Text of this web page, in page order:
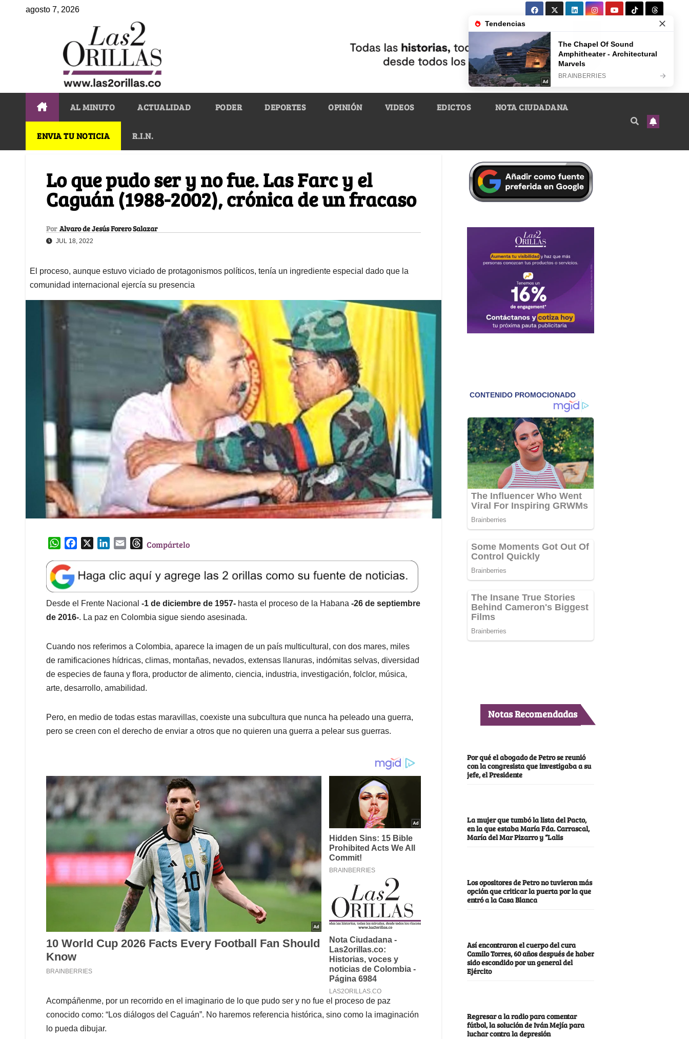
agosto 7, 2026
AL MINUTO ACTUALIDAD PODER DEPORTES OPINIÓN VIDEOS EDICTOS NOTA CIUDADANA
ENVIA TU NOTICIA R.I.N.
Lo que pudo ser y no fue. Las Farc y el
Caguán (1988-2002), crónica de un fracaso
Por Alvaro de Jesús Forero Salazar
JUL 18, 2022
El proceso, aunque estuvo viciado de protagonismos políticos, tenía un ingrediente especial dado que la
comunidad internacional ejercía su presencia
W
a
t
s
A
p
e
b
o
o
k
e
d
I
l
T
e
a
d
s
Compártelo
Desde el Frente Nacional -1 de diciembre de 1957- hasta el proceso de la Habana -26 de septiembre
de 2016-. La paz en Colombia sigue siendo asesinada.
Cuando nos referimos a Colombia, aparece la imagen de un país multicultural, con dos mares, miles
de ramificaciones hídricas, climas, montañas, nevados, extensas llanuras, indómitas selvas, diversidad
de especies de fauna y flora, productor de alimento, ciencia, industria, investigación, folclor, música,
arte, desarrollo, amabilidad.
Pero, en medio de todas estas maravillas, coexiste una subcultura que nunca ha peleado una guerra,
pero se creen con el derecho de enviar a otros que no quieren una guerra a pelear sus guerras.
Acompáñenme, por un recorrido en el imaginario de lo que pudo ser y no fue el proceso de paz
conocido como: “Los diálogos del Caguán”. No haremos referencia histórica, sino como la imaginación
lo pueda dibujar.
Notas Recomendadas
Por qué el abogado de Petro se reunió
con la congresista que investigaba a su
jefe, el Presidente
La mujer que tumbó la lista del Pacto,
en la que estaba María Fda. Carrascal,
María del Mar Pizarro y “Lalis
Los opositores de Petro no tuvieron más
opción que criticar la puerta por la que
entró a la Casa Blanca
Así encontraron el cuerpo del cura
Camilo Torres, 60 años después de haber
sido escondido por un general del
Ejército
Regresar a la radio para comentar
fútbol, la solución de Iván Mejía para
luchar contra la depresión